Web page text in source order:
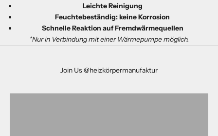
Leichte Reinigung
Feuchtebeständig: keine Korrosion
Schnelle Reaktion auf Fremdwärmequellen
*Nur in Verbindung mit einer Wärmepumpe möglich.
Join Us @heizkörpermanufaktur